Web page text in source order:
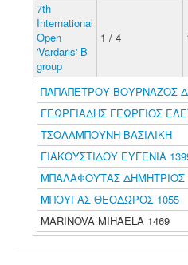
7th
International
Open
'Vardaris' B
group
1 / 4
ΠΑΠΑΠΕΤΡΟΥ-ΒΟΥΡΝΑΖΟΣ
ΓΕΩΡΓΙΑΔΗΣ ΓΕΩΡΓΙΟΣ
ΤΣΟΛΑΜΠΟΥΝΗ ΒΑΣΙΛΙΚΗ
ΓΙΑΚΟΥΣΤΙΔΟΥ ΕΥΓΕΝΙΑ
ΜΠΑΛΑΦΟΥΤΑΣ ΔΗΜΗΤΡΙΟΣ
ΜΠΟΥΓΑΣ ΘΕΟΔΩΡΟΣ 1055
MARINOVA MIHAELA 1469